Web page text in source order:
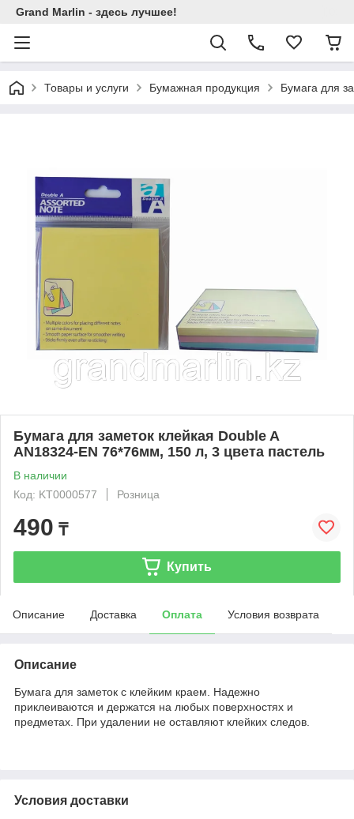
Grand Marlin - здесь лучшее!
Товары и услуги Бумажная продукция Бумага для
Бумага для заметок клейкая Double A
AN18324-EN 76*76мм, 150 л, 3 цвета пастель
В наличии
Код: KT0000577
Розница
490 ₸
Купить
Описание Доставка Оплата Условия возврата
Описание
Бумага для заметок с клейким краем. Надежно
приклеиваются и держатся на любых поверхностях и
предметах. При удалении не оставляют клейких следов.
Условия доставки